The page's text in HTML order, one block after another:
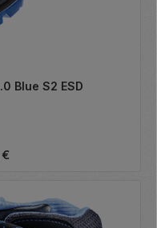
Blue S2 ESD